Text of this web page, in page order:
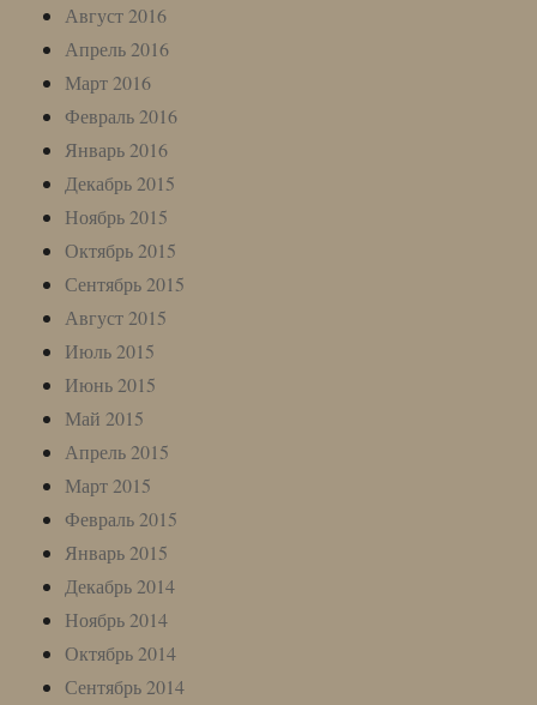
Август 2016
Апрель 2016
Март 2016
Февраль 2016
Январь 2016
Декабрь 2015
Ноябрь 2015
Октябрь 2015
Сентябрь 2015
Август 2015
Июль 2015
Июнь 2015
Май 2015
Апрель 2015
Март 2015
Февраль 2015
Январь 2015
Декабрь 2014
Ноябрь 2014
Октябрь 2014
Сентябрь 2014